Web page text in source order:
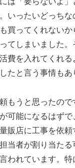
いったいどっち
買ってくれない
てしまいました
費を入れてくれ
たと言う事情もあ
もうと思ったので
可能になるはず
販店に工事を依
当者が割り当た
われています。